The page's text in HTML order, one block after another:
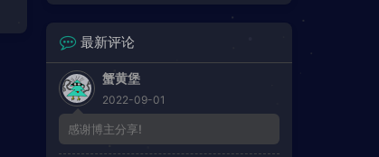
最新评论
蟹黄堡
2022-09-01
感谢博主分享!